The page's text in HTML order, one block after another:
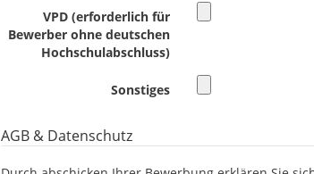
VPD (erforderlich für
Bewerber ohne deutschen
Hochschulabschluss)
Sonstiges
AGB & Datenschutz